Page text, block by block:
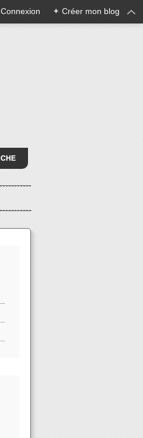
Connexion + Créer mon blog